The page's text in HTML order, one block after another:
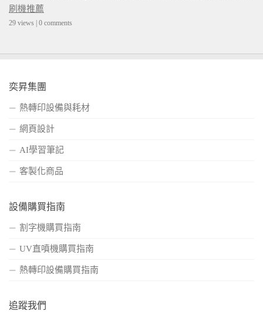
刷機推薦
29 views | 0 comments
奕昇集團
熱轉印設備與耗材
網頁設計
AI學習筆記
客製化商品
設備購買指南
割字機購買指南
UV直噴機購買指南
熱轉印設備購買指南
追蹤我們